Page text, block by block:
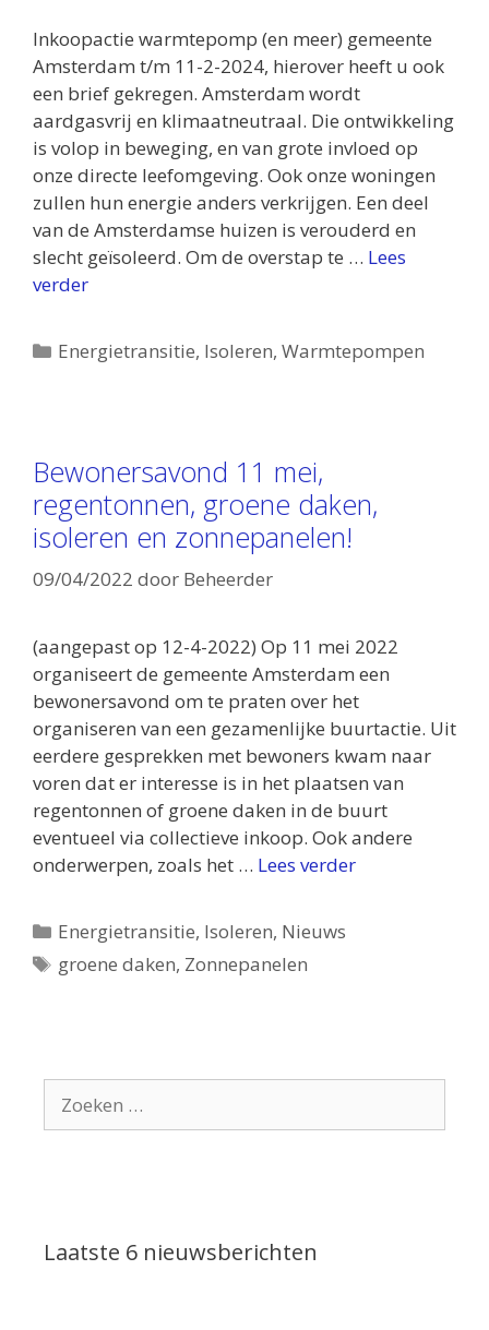
Inkoopactie warmtepomp (en meer) gemeente
Amsterdam t/m 11-2-2024, hierover heeft u ook
een brief gekregen. Amsterdam wordt
aardgasvrij en klimaatneutraal. Die ontwikkeling
is volop in beweging, en van grote invloed op
onze directe leefomgeving. Ook onze woningen
zullen hun energie anders verkrijgen. Een deel
van de Amsterdamse huizen is verouderd en
slecht geïsoleerd. Om de overstap te … Lees
verder
Categorieën
Energietransitie, Isoleren,Warmtepompen
Bewonersavond 11 mei,
regentonnen, groene daken,
isoleren en zonnepanelen!
09/04/2022 door Beheerder
(aangepast op 12-4-2022) Op 11 mei 2022
organiseert de gemeente Amsterdam een
bewonersavond om te praten over het
organiseren van een gezamenlijke buurtactie. Uit
eerdere gesprekken met bewoners kwam naar
voren dat er interesse is in het plaatsen van
regentonnen of groene daken in de buurt
eventueel via collectieve inkoop. Ook andere
onderwerpen, zoals het … Lees verder
Categorieën
Energietransitie, Isoleren, Nieuws
Tags
groene daken, Zonnepanelen
naar:
Laatste 6 nieuwsberichten